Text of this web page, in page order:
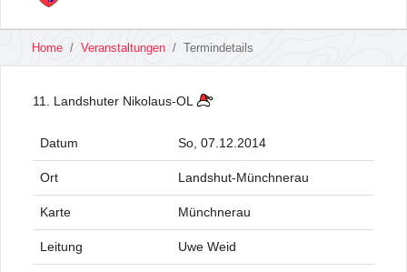
are
Home Veranstaltungen Termindetails
to
content11. Landshuter Nikolaus-OL
Datum So, 07.12.2014
Ort Landshut-Münchnerau
Karte Münchnerau
Leitung Uwe Weid